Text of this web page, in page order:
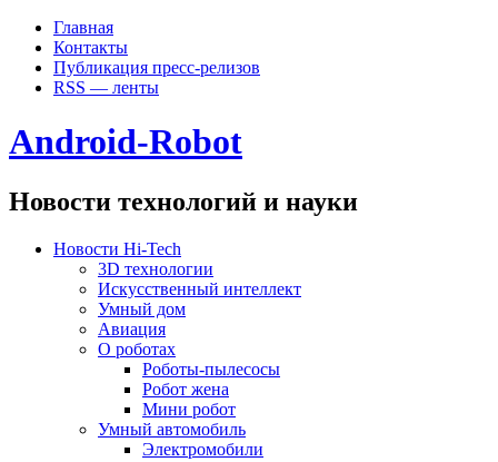
Главная
Контакты
Публикация пресс-релизов
RSS — ленты
Android-Robot
Новости технологий и науки
Новости Hi-Tech
3D технологии
Искусственный интеллект
Умный дом
Авиация
О роботах
Роботы-пылесосы
Робот жена
Мини робот
Умный автомобиль
Электромобили